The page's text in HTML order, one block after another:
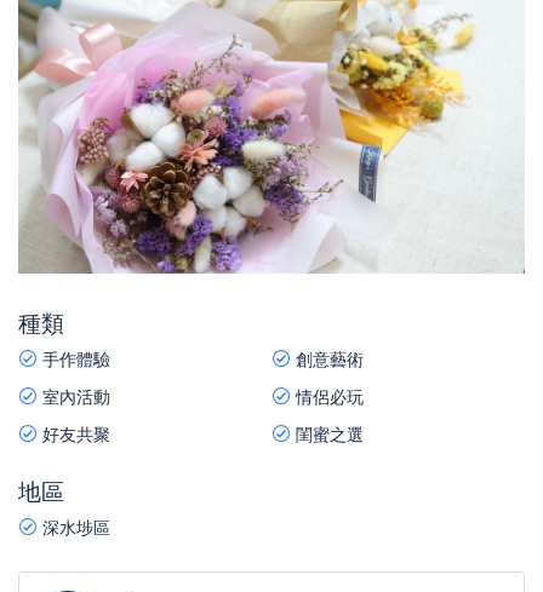
種類
手作體驗
創意藝術
室內活動
情侶必玩
好友共聚
閨蜜之選
地區
深水埗區